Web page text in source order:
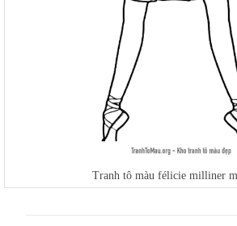
Tranh tô màu félicie milliner